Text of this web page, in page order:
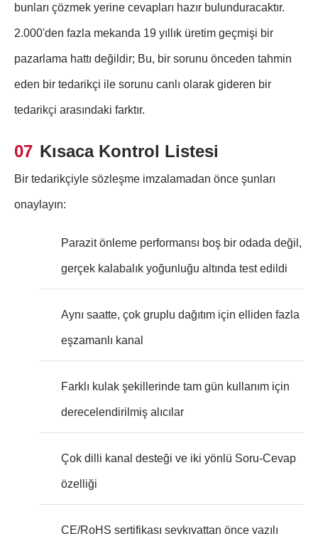
bunları çözmek yerine cevapları hazır bulunduracaktır.
2.000'den fazla mekanda 19 yıllık üretim geçmişi bir
pazarlama hattı değildir; Bu, bir sorunu önceden tahmin
eden bir tedarikçi ile sorunu canlı olarak gideren bir
tedarikçi arasındaki farktır.
07 Kısaca Kontrol Listesi
Bir tedarikçiyle sözleşme imzalamadan önce şunları
onaylayın:
Parazit önleme performansı boş bir odada değil,
gerçek kalabalık yoğunluğu altında test edildi
Aynı saatte, çok gruplu dağıtım için elliden fazla
eşzamanlı kanal
Farklı kulak şekillerinde tam gün kullanım için
derecelendirilmiş alıcılar
Çok dilli kanal desteği ve iki yönlü Soru-Cevap
özelliği
CE/RoHS sertifikası sevkıyattan önce yazılı